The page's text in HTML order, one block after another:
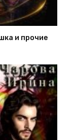
и прочие